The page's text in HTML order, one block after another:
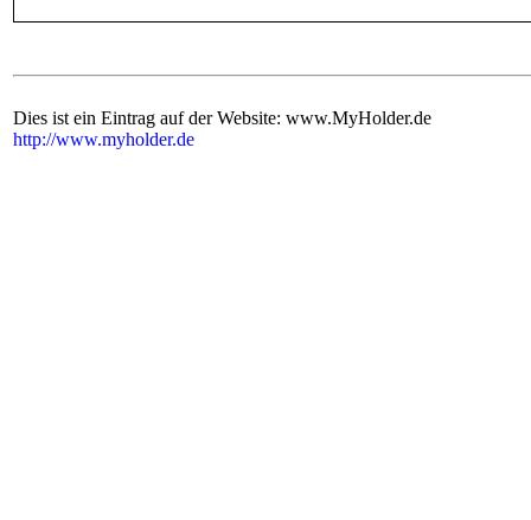
Dies ist ein Eintrag auf der Website: www.MyHolder.de
http://www.myholder.de